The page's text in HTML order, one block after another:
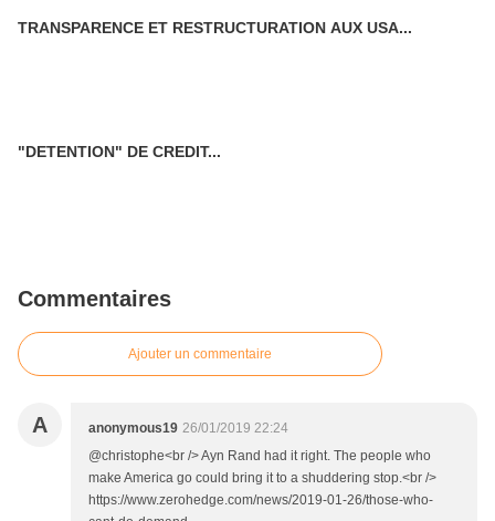
TRANSPARENCE ET RESTRUCTURATION AUX USA...
"DETENTION" DE CREDIT...
Commentaires
Ajouter un commentaire
A anonymous19 26/01/2019 22:24
@christophe<br /> Ayn Rand had it right. The people who
make America go could bring it to a shuddering stop.<br />
https://www.zerohedge.com/news/2019-01-26/those-who-